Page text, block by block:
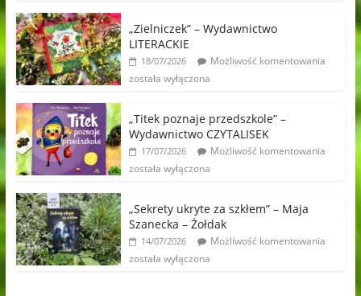
„Zielniczek” – Wydawnictwo
LITERACKIE
18/07/2026
Możliwość komentowania
została wyłączona
„Titek poznaje przedszkole” –
Wydawnictwo CZYTALISEK
17/07/2026
Możliwość komentowania
została wyłączona
„Sekrety ukryte za szkłem” – Maja
Szanecka – Żołdak
14/07/2026
Możliwość komentowania
została wyłączona